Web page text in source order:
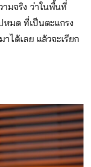
มจริง ว่าในพื้นที่
มด ที่เป็นตะแกรง
ได้เลย แล้วจะเรียก